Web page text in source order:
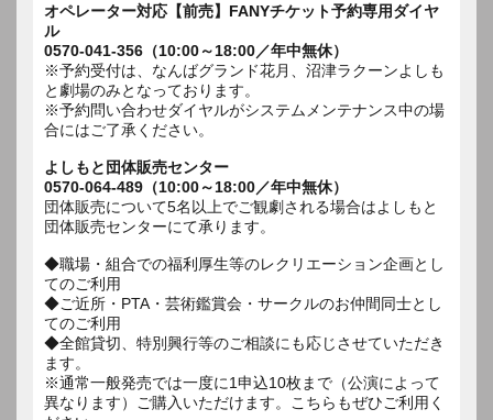
オペレーター対応【前売】FANYチケット予約専用ダイヤ
ル
0570-041-356（10:00～18:00／年中無休）
※予約受付は、なんばグランド花月、沼津ラクーンよしも
と劇場のみとなっております。
※予約問い合わせダイヤルがシステムメンテナンス中の場
合にはご了承ください。
よしもと団体販売センター
0570-064-489（10:00～18:00／年中無休）
団体販売について5名以上でご観劇される場合はよしもと
団体販売センターにて承ります。
◆職場・組合での福利厚生等のレクリエーション企画とし
てのご利用
◆ご近所・PTA・芸術鑑賞会・サークルのお仲間同士とし
てのご利用
◆全館貸切、特別興行等のご相談にも応じさせていただき
ます。
※通常一般発売では一度に1申込10枚まで（公演によって
異なります）ご購入いただけます。こちらもぜひご利用く